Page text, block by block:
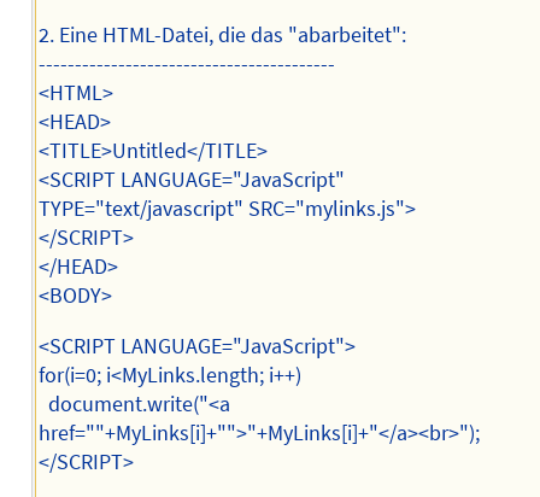
2. Eine HTML-Datei, die das "abarbeitet":
-----------------------------------------
<HTML>
<HEAD>
<TITLE>Untitled</TITLE>
<SCRIPT LANGUAGE="JavaScript"
TYPE="text/javascript" SRC="mylinks.js">
</SCRIPT>
</HEAD>
<BODY>
<SCRIPT LANGUAGE="JavaScript">
for(i=0; i<MyLinks.length; i++)
document.write("<a
href=""+MyLinks[i]+"">"+MyLinks[i]+"</a><br>");
</SCRIPT>